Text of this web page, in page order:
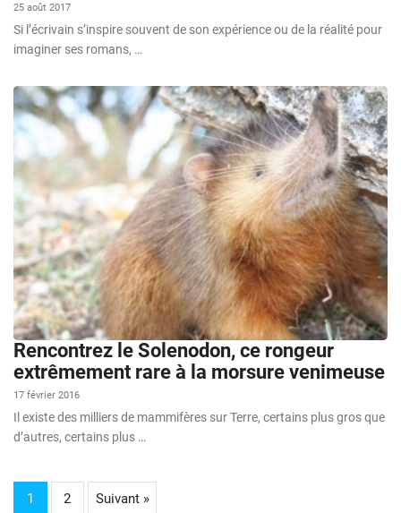
25 août 2017
Si l’écrivain s’inspire souvent de son expérience ou de la réalité pour
imaginer ses romans, …
Rencontrez le Solenodon, ce rongeur
extrêmement rare à la morsure venimeuse
17 février 2016
Il existe des milliers de mammifères sur Terre, certains plus gros que
d’autres, certains plus …
1 2 Suivant »